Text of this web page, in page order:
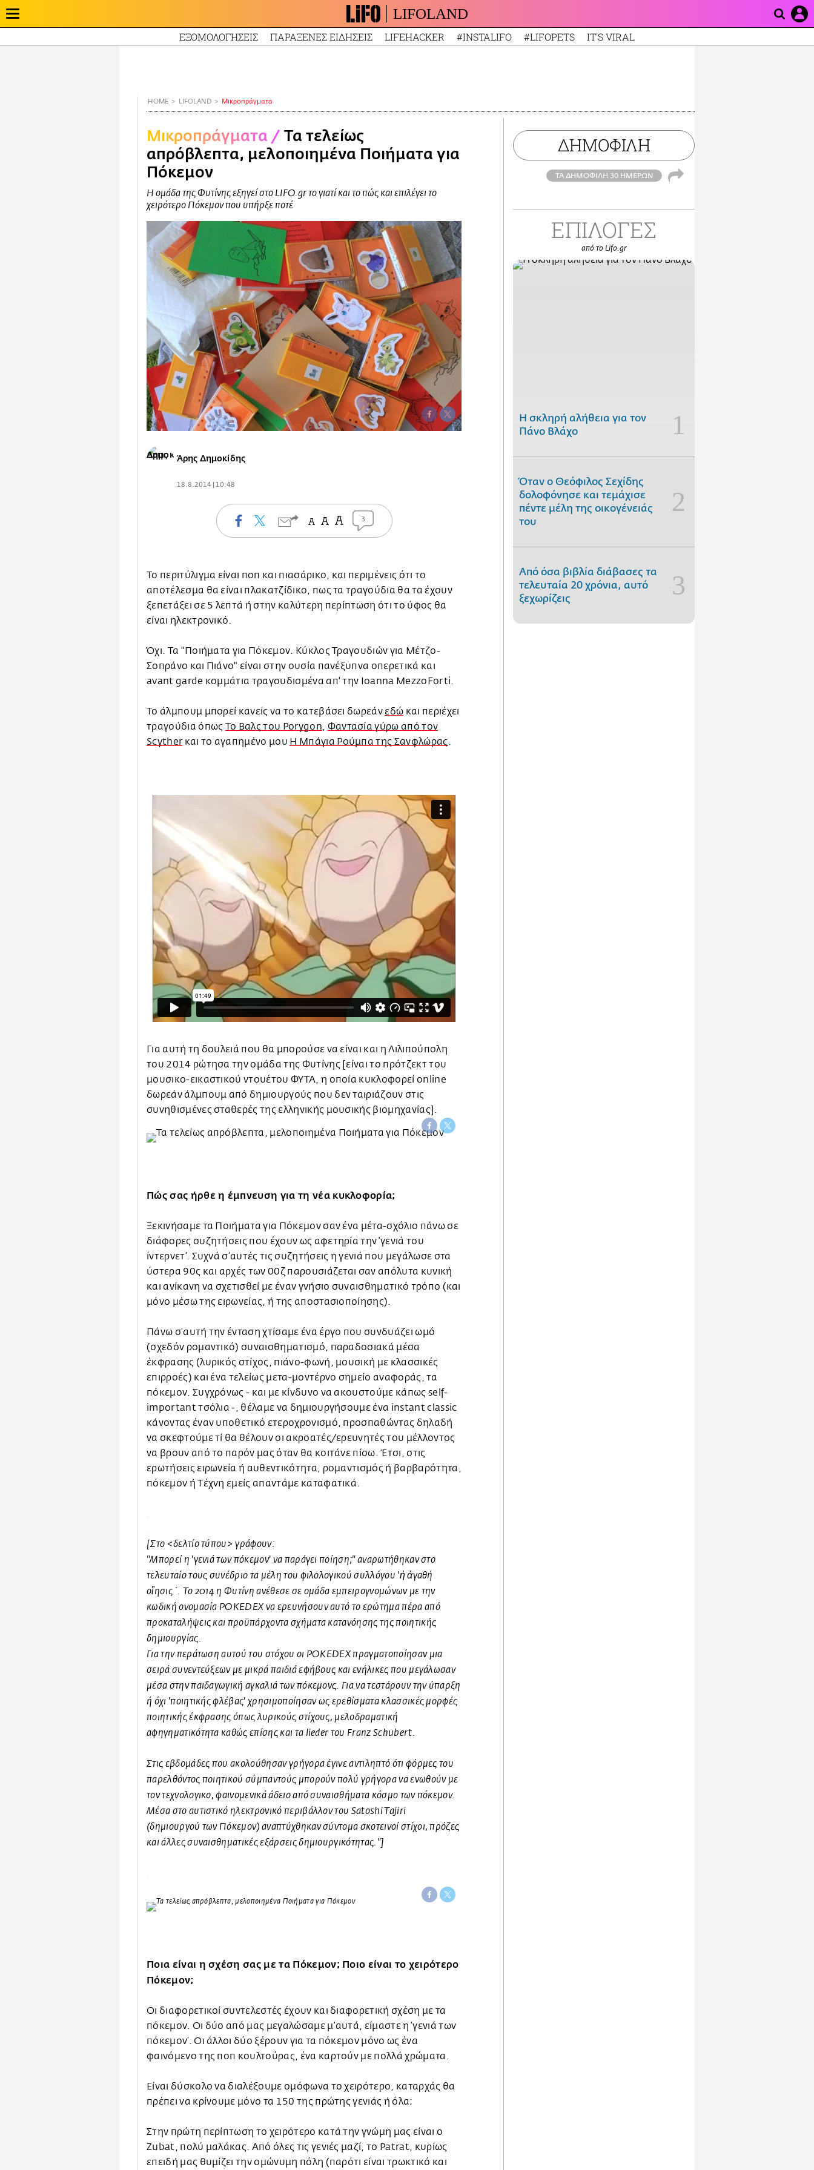
Παράκαμψη
LIFOLAND
ΕΞΟΜΟΛΟΓΗΣΕΙΣ ΠΑΡΑΞΕΝΕΣ ΕΙΔΗΣΕΙΣ LIFEHACKER #INSTALIFO #LIFOPETS IT'S VIRAL
HOME LIFOLAND Mικροπράγματα
Mικροπράγματα / Τα τελείως
απρόβλεπτα, μελοποιημένα Ποιήματα για
Πόκεμον
Η ομάδα της Φυτίνης εξηγεί στο LIFO.gr το γιατί και το πώς και επιλέγει το
χειρότερο Πόκεμον που υπήρξε ποτέ
Άρης Δημοκίδης
18.8.2014 | 10:48
3
Το περιτύλιγμα είναι ποπ και πιασάρικο, και περιμένεις ότι το
αποτέλεσμα θα είναι πλακατζίδικο, πως τα τραγούδια θα τα έχουν
ξεπετάξει σε 5 λεπτά ή στην καλύτερη περίπτωση ότι το ύφος θα
είναι ηλεκτρονικό.
Όχι. Τα "Ποιήματα για Πόκεμον. Κύκλος Τραγουδιών για Μέτζο-
Σοπράνο και Πιάνο" είναι στην ουσία πανέξυπνα οπερετικά και
avant garde κομμάτια τραγουδισμένα απ' την Ioanna MezzoForti.
Το άλμπουμ μπορεί κανείς να το κατεβάσει δωρεάνεδώ και περιέχει
τραγούδια όπως Το Βαλς του Porygon, Φαντασία γύρω από τον
Scyther και το αγαπημένο μου Η Μπάγια Ρούμπα της Σανφλώρας.
Για αυτή τη δουλειά που θα μπορούσε να είναι και η Λιλιπούπολη
του 2014 ρώτησα την ομάδα της Φυτίνης [είναι το πρότζεκτ του
μουσικο-εικαστικού ντουέτου ΦΥΤΑ, η οποία κυκλοφορεί online
δωρεάν άλμπουμ από δημιουργούς που δεν ταιριάζουν στις
συνηθισμένες σταθερές της ελληνικής μουσικής βιομηχανίας].
Πώς σας ήρθε η έμπνευση για τη νέα κυκλοφορία;
Ξεκινήσαμε τα Ποιήματα για Πόκεμον σαν ένα μέτα-σχόλιο πάνω σε
διάφορες συζητήσεις που έχουν ως αφετηρία την ‘γενιά του
ίντερνετ’. Συχνά σ’αυτές τις συζητήσεις η γενιά που μεγάλωσε στα
ύστερα 90ς και αρχές των 00ζ παρουσιάζεται σαν απόλυτα κυνική
και ανίκανη να σχετισθεί με έναν γνήσιο συναισθηματικό τρόπο (και
μόνο μέσω της ειρωνείας, ή της αποστασιοποίησης).
Πάνω σ’αυτή την ένταση χτίσαμε ένα έργο που συνδυάζει ωμό
(σχεδόν ρομαντικό) συναισθηματισμό, παραδοσιακά μέσα
έκφρασης (λυρικός στίχος, πιάνο-φωνή, μουσική με κλασσικές
επιρροές) και ένα τελείως μετα-μοντέρνο σημείο αναφοράς, τα
πόκεμον. Συγχρόνως - και με κίνδυνο να ακουστούμε κάπως self-
important τσόλια -, θέλαμε να δημιουργήσουμε ένα instant classic
κάνοντας έναν υποθετικό ετεροχρονισμό, προσπαθώντας δηλαδή
να σκεφτούμε τί θα θέλουν οι ακροατές/ερευνητές του μέλλοντος
να βρουν από το παρόν μας όταν θα κοιτάνε πίσω. Έτσι, στις
ερωτήσεις ειρωνεία ή αυθεντικότητα, ρομαντισμός ή βαρβαρότητα,
πόκεμον ή Τέχνη εμείς απαντάμε καταφατικά.
.
.
[Στο <δελτίο τύπου> γράφουν:
"Μπορεί η 'γενιά των πόκεμον' να παράγει ποίηση;" αναρωτήθηκαν στο
τελευταίο τους συνέδριο τα μέλη του φιλολογικού συλλόγου 'ἠ ἀγαθή
οἲησις΄. Το 2014 η Φυτίνη ανέθεσε σε ομάδα εμπειρογνομώνων με την
κωδική ονομασία POKEDEX να ερευνήσουν αυτό το ερώτημα πέρα από
προκαταλήψεις και προϋπάρχοντα σχήματα κατανόησης της ποιητικής
δημιουργίας.
Για την περάτωση αυτού του στόχου οι POKEDEX πραγματοποίησαν μια
σειρά συνεντεύξεων με μικρά παιδιά εφήβους και ενήλικες που μεγάλωσαν
μέσα στην παιδαγωγική αγκαλιά των πόκεμονς. Για να τεστάρουν την ύπαρξη
ή όχι 'ποιητικής φλέβας' χρησιμοποίησαν ως ερεθίσματα κλασσικές μορφές
ποιητικής έκφρασης όπως λυρικούς στίχους, μελοδραματική
αφηγηματικότητα καθώς επίσης και τα lieder του Franz Schubert.
Στις εβδομάδες που ακολούθησαν γρήγορα έγινε αντιληπτό ότι φόρμες του
παρελθόντος ποιητικού σύμπαντούς μπορούν πολύ γρήγορα να ενωθούν με
τον τεχνολογικο, φαινομενικά άδειο από συναισθήματα κόσμο των πόκεμον.
Μέσα στο αυτιστικό ηλεκτρονικό περιβάλλον του Satoshi Tajiri
(δημιουργού των Πόκεμον) αναπτύχθηκαν σύντομα σκοτεινοί στίχοι, πρόζες
και άλλες συναισθηματικές εξάρσεις δημιουργικότητας."]
.
.
Ποια είναι η σχέση σας με τα Πόκεμον; Ποιο είναι το χειρότερο
Πόκεμον;
Οι διαφορετικοί συντελεστές έχουν και διαφορετική σχέση με τα
πόκεμον. Οι δύο από μας μεγαλώσαμε μ’αυτά, είμαστε η ‘γενιά των
πόκεμον’. Οι άλλοι δύο ξέρουν για τα πόκεμον μόνο ως ένα
φαινόμενο της ποπ κουλτούρας, ένα καρτούν με πολλά χρώματα.
Είναι δύσκολο να διαλέξουμε ομόφωνα το χειρότερο, καταρχάς θα
πρέπει να κρίνουμε μόνο τα 150 της πρώτης γενιάς ή όλα;
Στην πρώτη περίπτωση το χειρότερο κατά την γνώμη μας είναι o
Zubat, πολύ μαλάκας. Από όλες τις γενιές μαζί, το Patrat, κυρίως
επειδή μας θυμίζει την ομώνυμη πόλη (παρότι είναι τρωκτικό και
ΔΗΜΟΦΙΛΗ
ΤΑ ΔΗΜΟΦΙΛΗ 30 ΗΜΕΡΩΝ
ΕΠΙΛΟΓΕΣ
από το Lifo.gr
H σκληρή αλήθεια για τον
Πάνο Βλάχο
Όταν ο Θεόφιλος Σεχίδης
δολοφόνησε και τεμάχισε
πέντε μέλη της οικογένειάς
του
Από όσα βιβλία διάβασες τα
τελευταία 20 χρόνια, αυτό
ξεχωρίζεις